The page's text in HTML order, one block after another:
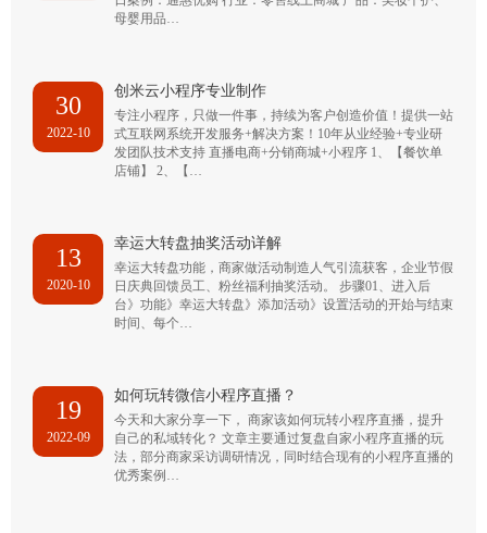
母婴用品…
30
2022-10
创米云小程序专业制作
专注小程序，只做一件事，持续为客户创造价值！提供一站
式互联网系统开发服务+解决方案！10年从业经验+专业研
发团队技术支持 直播电商+分销商城+小程序 1、【餐饮单
店铺】 2、【…
13
2020-10
幸运大转盘抽奖活动详解
幸运大转盘功能，商家做活动制造人气引流获客，企业节假
日庆典回馈员工、粉丝福利抽奖活动。 步骤01、进入后
台》功能》幸运大转盘》添加活动》设置活动的开始与结束
时间、每个…
19
2022-09
如何玩转微信小程序直播？
今天和大家分享一下， 商家该如何玩转小程序直播，提升
自己的私域转化？ 文章主要通过复盘自家小程序直播的玩
法，部分商家采访调研情况，同时结合现有的小程序直播的
优秀案例…